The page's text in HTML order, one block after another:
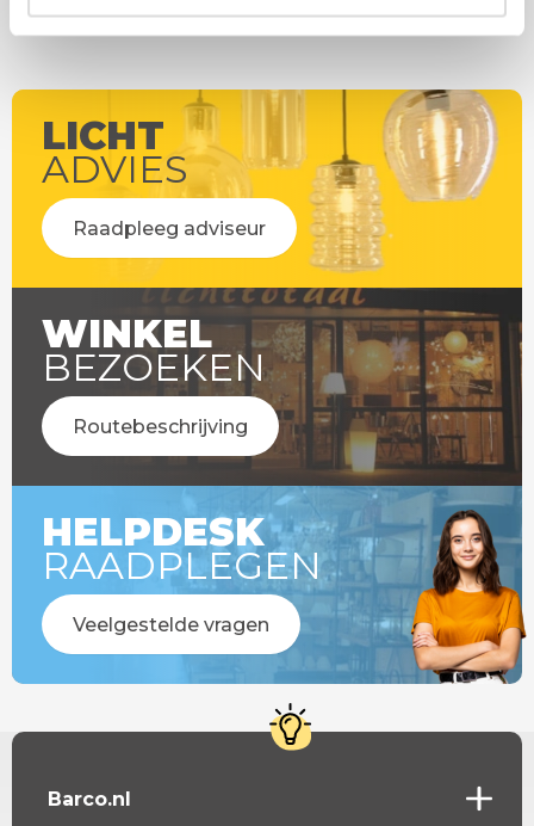
LICHT
ADVIES
Raadpleeg adviseur
WINKEL
BEZOEKEN
Routebeschrijving
HELPDESK
RAADPLEGEN
Veelgestelde vragen
Barco.nl